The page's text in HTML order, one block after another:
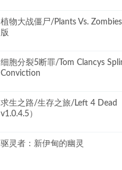
植物大战僵尸/Plants Vs.
版
细胞分裂5断罪/Tom Clancys
Conviction
求生之路/生存之旅/Left 4 Dead
v1.0.4.5）
驱灵者：新伊甸的幽灵